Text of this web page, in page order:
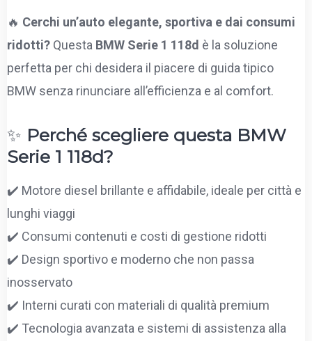
🔥 Cerchi un’auto elegante, sportiva e dai consumi
ridotti? Questa BMW Serie 1 118d è la soluzione
perfetta per chi desidera il piacere di guida tipico
BMW senza rinunciare all’efficienza e al comfort.
✨ Perché scegliere questa BMW
Serie 1 118d?
✔️ Motore diesel brillante e affidabile, ideale per città e
lunghi viaggi
✔️ Consumi contenuti e costi di gestione ridotti
✔️ Design sportivo e moderno che non passa
inosservato
✔️ Interni curati con materiali di qualità premium
✔️ Tecnologia avanzata e sistemi di assistenza alla